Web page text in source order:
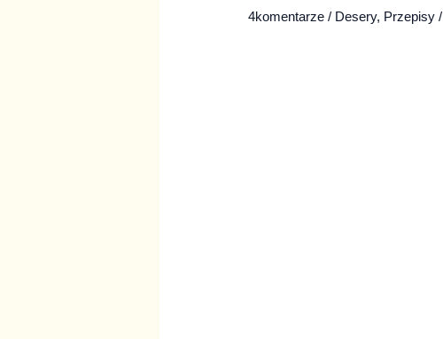
4komentarze / Desery, Przepisy